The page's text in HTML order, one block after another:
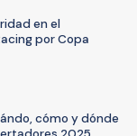
en el
por Copa
cómo y dónde